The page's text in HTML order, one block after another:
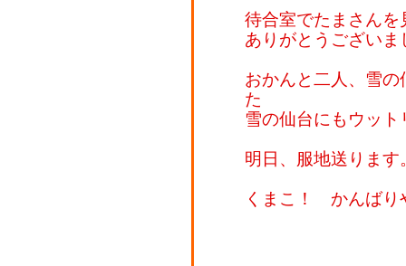
待合室でたまさん
ありがとうございま
おかんと二人、雪
た
雪の仙台にもウット
明日、服地送りま
くまこ！ かんばり